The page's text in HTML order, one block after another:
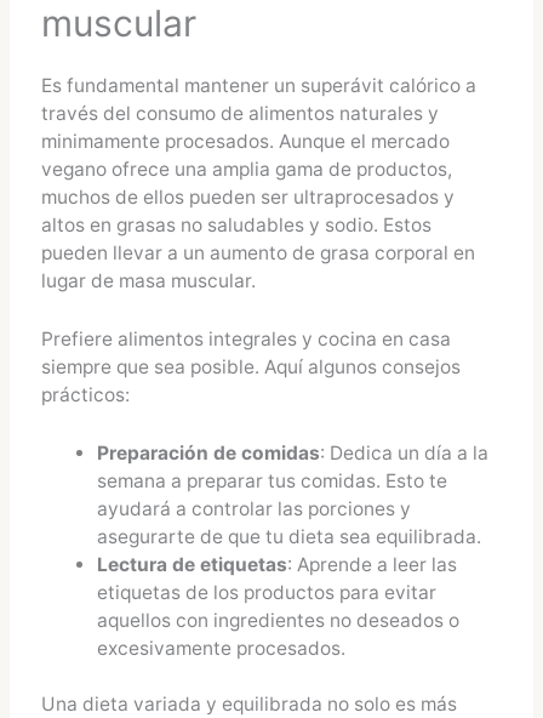
muscular
Es fundamental mantener un superávit calórico a
través del consumo de alimentos naturales y
minimamente procesados. Aunque el mercado
vegano ofrece una amplia gama de productos,
muchos de ellos pueden ser ultraprocesados y
altos en grasas no saludables y sodio. Estos
pueden llevar a un aumento de grasa corporal en
lugar de masa muscular.
Prefiere alimentos integrales y cocina en casa
siempre que sea posible. Aquí algunos consejos
prácticos:
Preparación de comidas: Dedica un día a la
semana a preparar tus comidas. Esto te
ayudará a controlar las porciones y
asegurarte de que tu dieta sea equilibrada.
Lectura de etiquetas: Aprende a leer las
etiquetas de los productos para evitar
aquellos con ingredientes no deseados o
excesivamente procesados.
Una dieta variada y equilibrada no solo es más